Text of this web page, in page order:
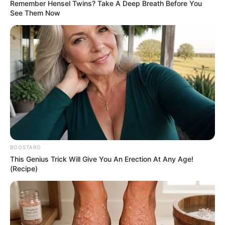
ΣΤΙΣ ΕΝΤΥΠΩΣΙΑΚΕΣ ΜΑΝΟΥΒΡΕΣ ΠΟΥ ΚΑΝΟΥΝ ΑΥΤΑ
ΤΑ ΕΞΩΓΗΙΝΑ ΣΚΑΦΗ.
Remember Hensel Twins? Take A Deep Breath Before You
See Them Now
BOOSTARO
This Genius Trick Will Give You An Erection At Any Age!
(Recipe)